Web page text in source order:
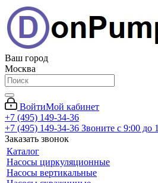
Ваш город
Москва
ВойтиМой кабинет
+7 (495) 149-34-36
+7 (495) 149-34-36 Звоните с 9:00 до
Заказать звонок
Каталог
Насосы циркуляционные
Насосы вертикальные